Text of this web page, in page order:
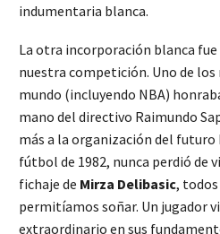
indumentaria blanca.
La otra incorporación blanca
nuestra competición. Uno de
mundo (incluyendo NBA)
mano del directivo Raimundo
más a la organización del futuro
fútbol de 1982, nunca perdió de
fichaje de Mirza Delibasic,
permitíamos soñar. Un jugador
extraordinario en sus